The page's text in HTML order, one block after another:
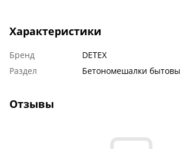
Характеристики
Бренд
DETEX
Раздел
Бетономешалки
Отзывы